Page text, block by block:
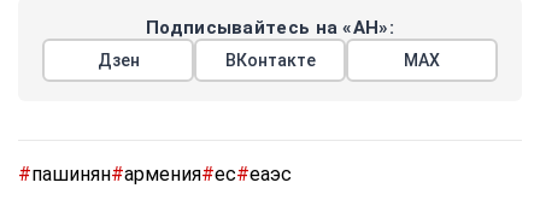
Подписывайтесь на «АН»:
Дзен ВКонтакте МАХ
#пашинян#армения#ес#еаэс